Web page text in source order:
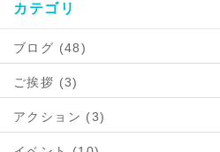
カテゴリ
ブログ (48)
ご挨拶 (3)
アクション (3)